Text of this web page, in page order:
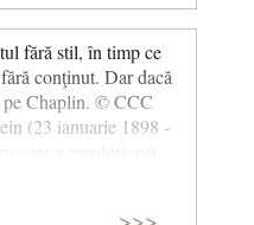
fără stil, în timp ce
conţinut. Dar dacă
pe Chaplin. © CCC
(23 ianuarie 1898 -
care a revoluționat
secolului al XX-lea
care a concretizat-o în